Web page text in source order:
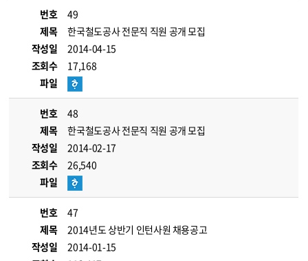
번호
49
제목
한국철도공사 전문직 직원 공개 모집
작성일
2014-04-15
조회수
17,168
파일
번호
48
제목
한국철도공사 전문직 직원 공개 모집
작성일
2014-02-17
조회수
26,540
파일
번호
47
제목
2014년도 상반기 인턴사원 채용공고
작성일
2014-01-15